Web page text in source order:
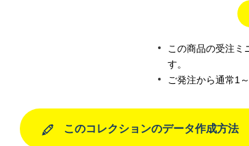
この商品の受注ミ
す。
ご発注から通常1
このコレクションのデータ作成方法